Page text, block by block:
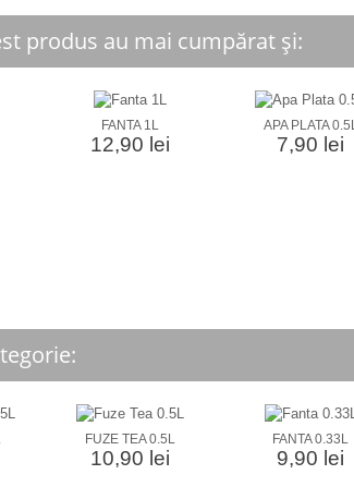
produs au mai cumpărat și:
FANTA 1L
12,90 lei
APA PLATA 0.5L
7,90 lei
FUZE TEA 0.5L
10,90 lei
FANTA 0.33L
9,90 lei